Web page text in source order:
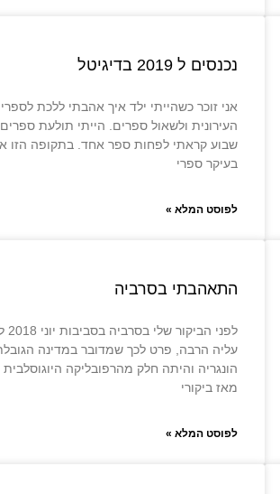
נכנסים ל 2019 בדיגיטל
אני זוכר כשהייתי ילד איך אהבתי ללכת
העירונית ולשאול ספרים. הייתי תולעת
שבוע קראתי לפחות ספר אחד. בתקופה הזו
בעיקר ספרי
לפוסט המלא »
התאהבתי בסרביה
עליה הרבה, פרט לכך שמדובר במדינה
הונגריה והיתה חלק מהרפובליקה
מאז ביקורי
לפוסט המלא »